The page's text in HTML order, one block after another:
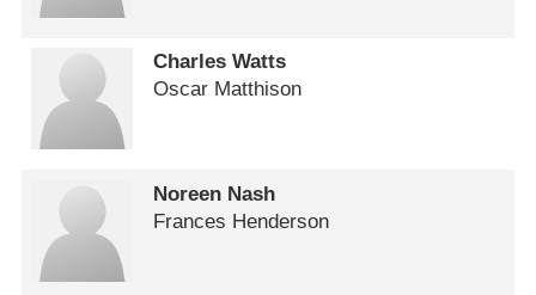
Charles Watts
Oscar Matthison
Noreen Nash
Frances Henderson